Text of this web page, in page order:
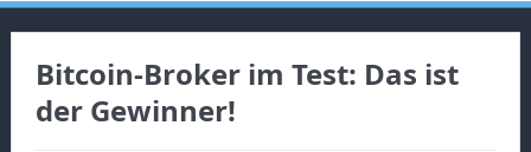
Bitcoin-Broker im Test: Das ist
der Gewinner!